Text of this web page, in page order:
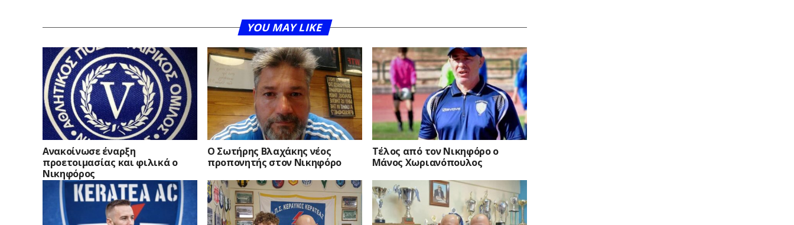
YOU MAY LIKE
Ανακοίνωσε έναρξη
προετοιμασίας και φιλικά ο
Νικηφόρος
Ο Σωτήρης Βλαχάκης νέος
προπονητής στον Νικηφόρο
Τέλος από τον Νικηφόρο ο
Μάνος Χωριανόπουλος